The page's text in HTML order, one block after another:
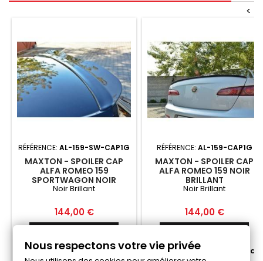
<
RÉFÉRENCE: AL-159-SW-CAP1G
MAXTON - SPOILER CAP
ALFA ROMEO 159
SPORTWAGON NOIR
BRILLANT
Noir Brillant
Prix
144,00 €
Fabriqué a la commande
RÉFÉRENCE: AL-159-CAP1G
MAXTON - SPOILER CAP
ALFA ROMEO 159 NOIR
BRILLANT
Noir Brillant
Prix
144,00 €
Fabriqué a la commande
Nous respectons votre vie privée